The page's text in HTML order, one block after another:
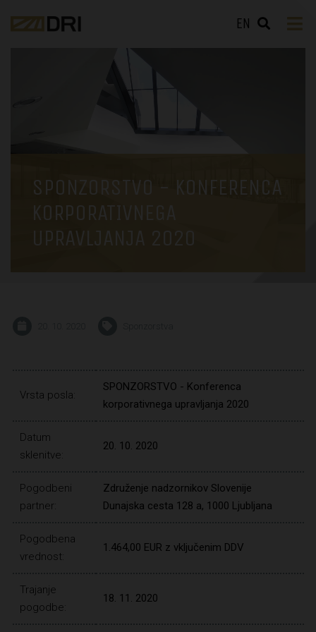
EN
SPONZORSTVO - KONFERENCA
KORPORATIVNEGA
UPRAVLJANJA 2020
Vrsta posla:
SPONZORSTVO - Konferenca
korporativnega upravljanja 2020
Datum
sklenitve:
20. 10. 2020
Pogodbeni
partner:
Združenje nadzornikov Slovenije
Dunajska cesta 128 a, 1000 Ljubljana
Pogodbena
vrednost:
1.464,00 EUR z vključenim DDV
Trajanje
pogodbe:
18. 11. 2020